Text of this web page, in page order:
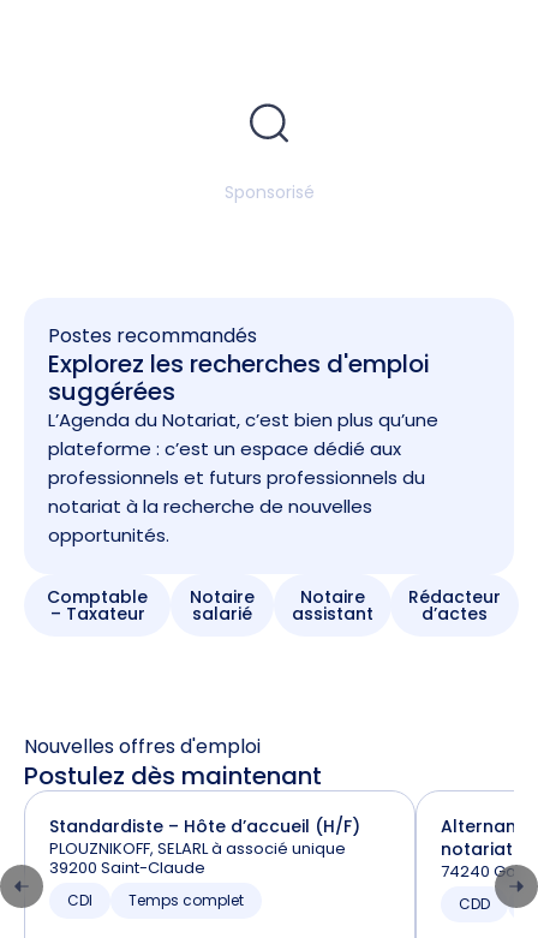
Sponsorisé
Postes recommandés
Explorez les recherches d'emploi
suggérées
L’Agenda du Notariat, c’est bien plus qu’une
plateforme : c’est un espace dédié aux
professionnels et futurs professionnels du
notariat à la recherche de nouvelles
opportunités.
Comptable
– Taxateur
Notaire
salarié
Notaire
assistant
Rédacteur
d’actes
Nouvelles offres d'emploi
Postulez dès maintenant
Standardiste – Hôte d’accueil (H/F)
PLOUZNIKOFF, SELARL à associé unique
39200 Saint-Claude
CDI Temps complet
notariat
74240
CDD